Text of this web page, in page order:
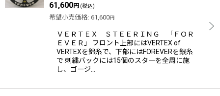
61,600円 (税込)
希望小売価格: 61,600円
ＶＥＲＴＥＸ ＳＴＥＥＲＩＮＧ 「ＦＯＲ
ＥＶＥＲ」 フロント上部にはVERTEX of
VERTEXを錦糸で、下部にはFOREVERを銀糸
で 刺繍バックには15個のスターを全周に施
し、ゴージ…